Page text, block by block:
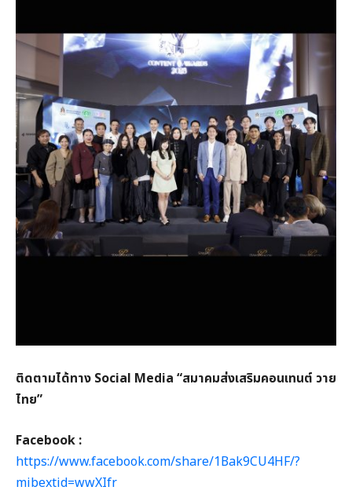
ติดตามได้ทาง Social Media “สมาคมส่งเสริมคอนเทนต์ วาย
ไทย”
Facebook :
https://www.facebook.com/share/1Bak9CU4HF/?
mibextid=wwXIfr